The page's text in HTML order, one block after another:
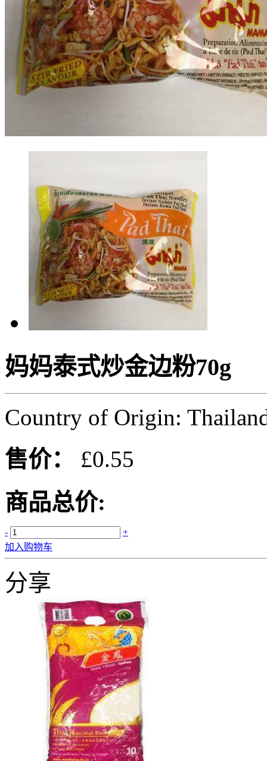
妈妈泰式炒金边粉70g
Country of Origin:
售价：
£0.55
商品总价:
-
+
加入购物车
分享